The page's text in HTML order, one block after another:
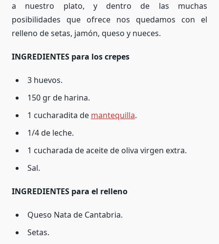
a nuestro plato, y dentro de las muchas
posibilidades que ofrece nos quedamos con el
relleno de setas, jamón, queso y nueces.
INGREDIENTES para los crepes
3 huevos.
150 gr de harina.
1 cucharadita de mantequilla.
1/4 de leche.
1 cucharada de aceite de oliva virgen extra.
Sal.
INGREDIENTES para el relleno
Queso Nata de Cantabria.
Setas.